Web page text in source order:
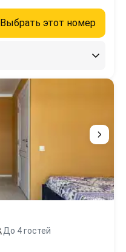
Выбрать этот номер
До 4 гостей